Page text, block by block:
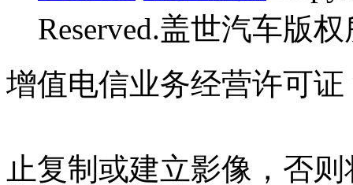
Reserved.盖世汽车版
增值电信业务经营许可证
止复制或建立影像，否